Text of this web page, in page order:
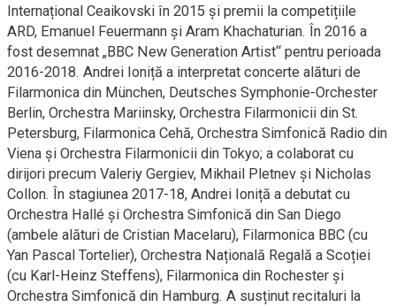
Internațional Ceaikovski în 2015 și premii la competițiile
ARD, Emanuel Feuermann și Aram Khachaturian. În 2016 a
fost desemnat „BBC New Generation Artist“ pentru perioada
2016-2018. Andrei Ioniță a interpretat concerte alături de
Filarmonica din München, Deutsches Symphonie-Orchester
Berlin, Orchestra Mariinsky, Orchestra Filarmonicii din St.
Petersburg, Filarmonica Cehă, Orchestra Simfonică Radio din
Viena și Orchestra Filarmonicii din Tokyo; a colaborat cu
dirijori precum Valeriy Gergiev, Mikhail Pletnev și Nicholas
Collon. În stagiunea 2017-18, Andrei Ioniță a debutat cu
Orchestra Hallé și Orchestra Simfonică din San Diego
(ambele alături de Cristian Macelaru), Filarmonica BBC (cu
Yan Pascal Tortelier), Orchestra Națională Regală a Scoției
(cu Karl-Heinz Steffens), Filarmonica din Rochester și
Orchestra Simfonică din Hamburg. A susținut recitaluri la